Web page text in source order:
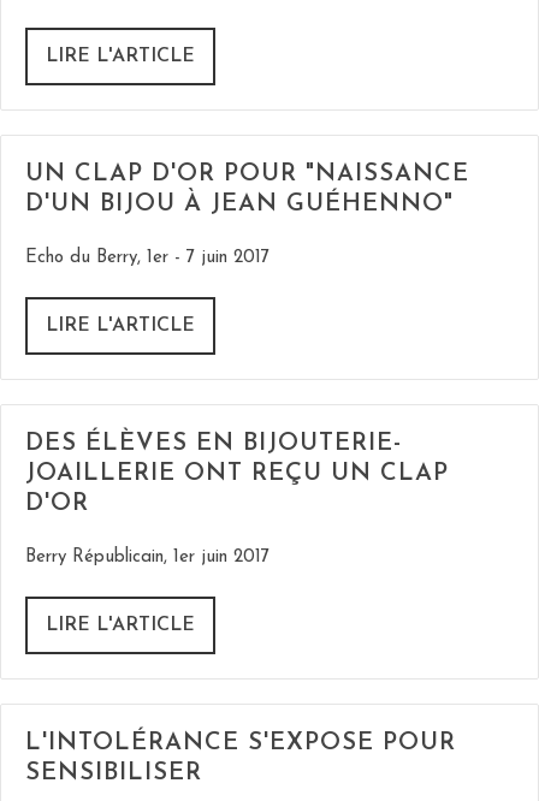
LIRE L'ARTICLE
UN CLAP D'OR POUR "NAISSANCE
D'UN BIJOU À JEAN GUÉHENNO"
Echo du Berry, 1er - 7 juin 2017
LIRE L'ARTICLE
DES ÉLÈVES EN BIJOUTERIE-
JOAILLERIE ONT REÇU UN CLAP
D'OR
Berry Républicain, 1er juin 2017
LIRE L'ARTICLE
L'INTOLÉRANCE S'EXPOSE POUR
SENSIBILISER